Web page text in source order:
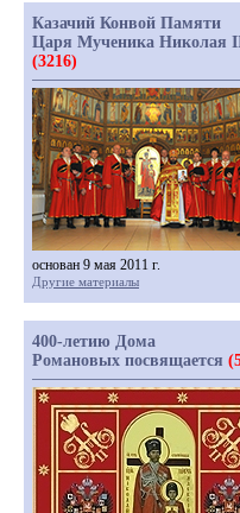
Казачий Конвой Памяти
Царя Мученика Николая
(3216)
основан 9 мая 2011 г.
Другие материалы
400-летию Дома
Романовых посвящается